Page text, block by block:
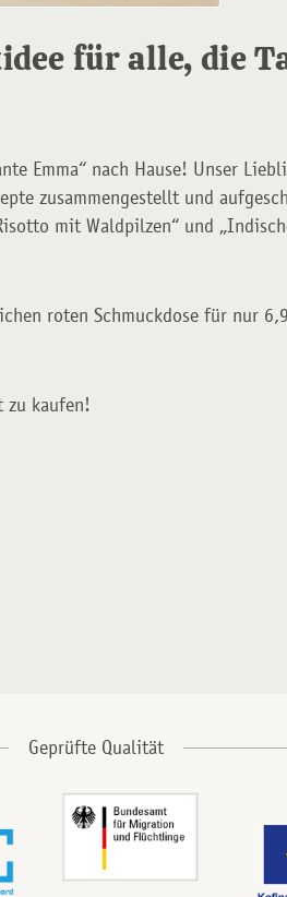
für alle, die
Emma“ nach Hause! Unser
zusammengestellt und
mit Waldpilzen“ und
roten Schmuckdose für nur
zu kaufen!